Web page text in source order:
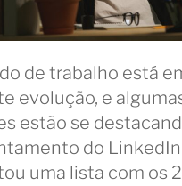
de trabalho está
evolução, e
estão se
do LinkedIn
uma lista com os